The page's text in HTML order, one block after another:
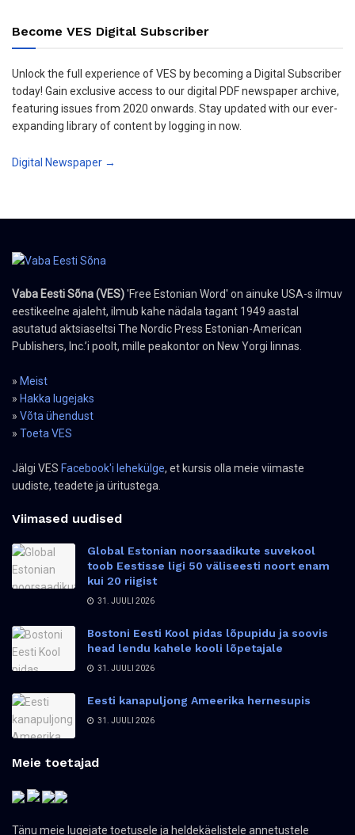
Become VES Digital Subscriber
Unlock the full experience of VES by becoming a Digital Subscriber
today! Gain exclusive access to our digital PDF newspaper archive,
featuring issues from 2020 onwards. Stay updated with our ever-
expanding library of content by logging in now.
Digital Newspaper →
Vaba Eesti Sõna (VES)'Free Estonian Word' on ainuke USA-s ilmuv
eestikeelne ajaleht, ilmub kahe nädala tagant 1949 aastal
asutatud aktsiaseltsi The Nordic Press Estonian-American
Publishers, Inc.’i poolt, mille peakontor on New Yorgi linnas.
» Meist
» Hakka lugejaks
» Võta ühendust
» Toeta VES
Jälgi VES Facebook'i lehekülge, et kursis olla meie viimaste
uudiste, teadete ja üritustega.
Viimased uudised
Global Estonian noorsaadikute suvekool
toob Eestisse ligi 50 väliseesti noort enam
kui 20 riigist
31. JUULI 2026
Bostoni Eesti Kool pidas lõpupidu ja soovis
head lendu kahele kooli lõpetajale
31. JUULI 2026
Eesti kanapuljong Ameerika hernesupis
31. JUULI 2026
Meie toetajad
Tänu meie lugejate toetusele ja heldekäelistele annetustele